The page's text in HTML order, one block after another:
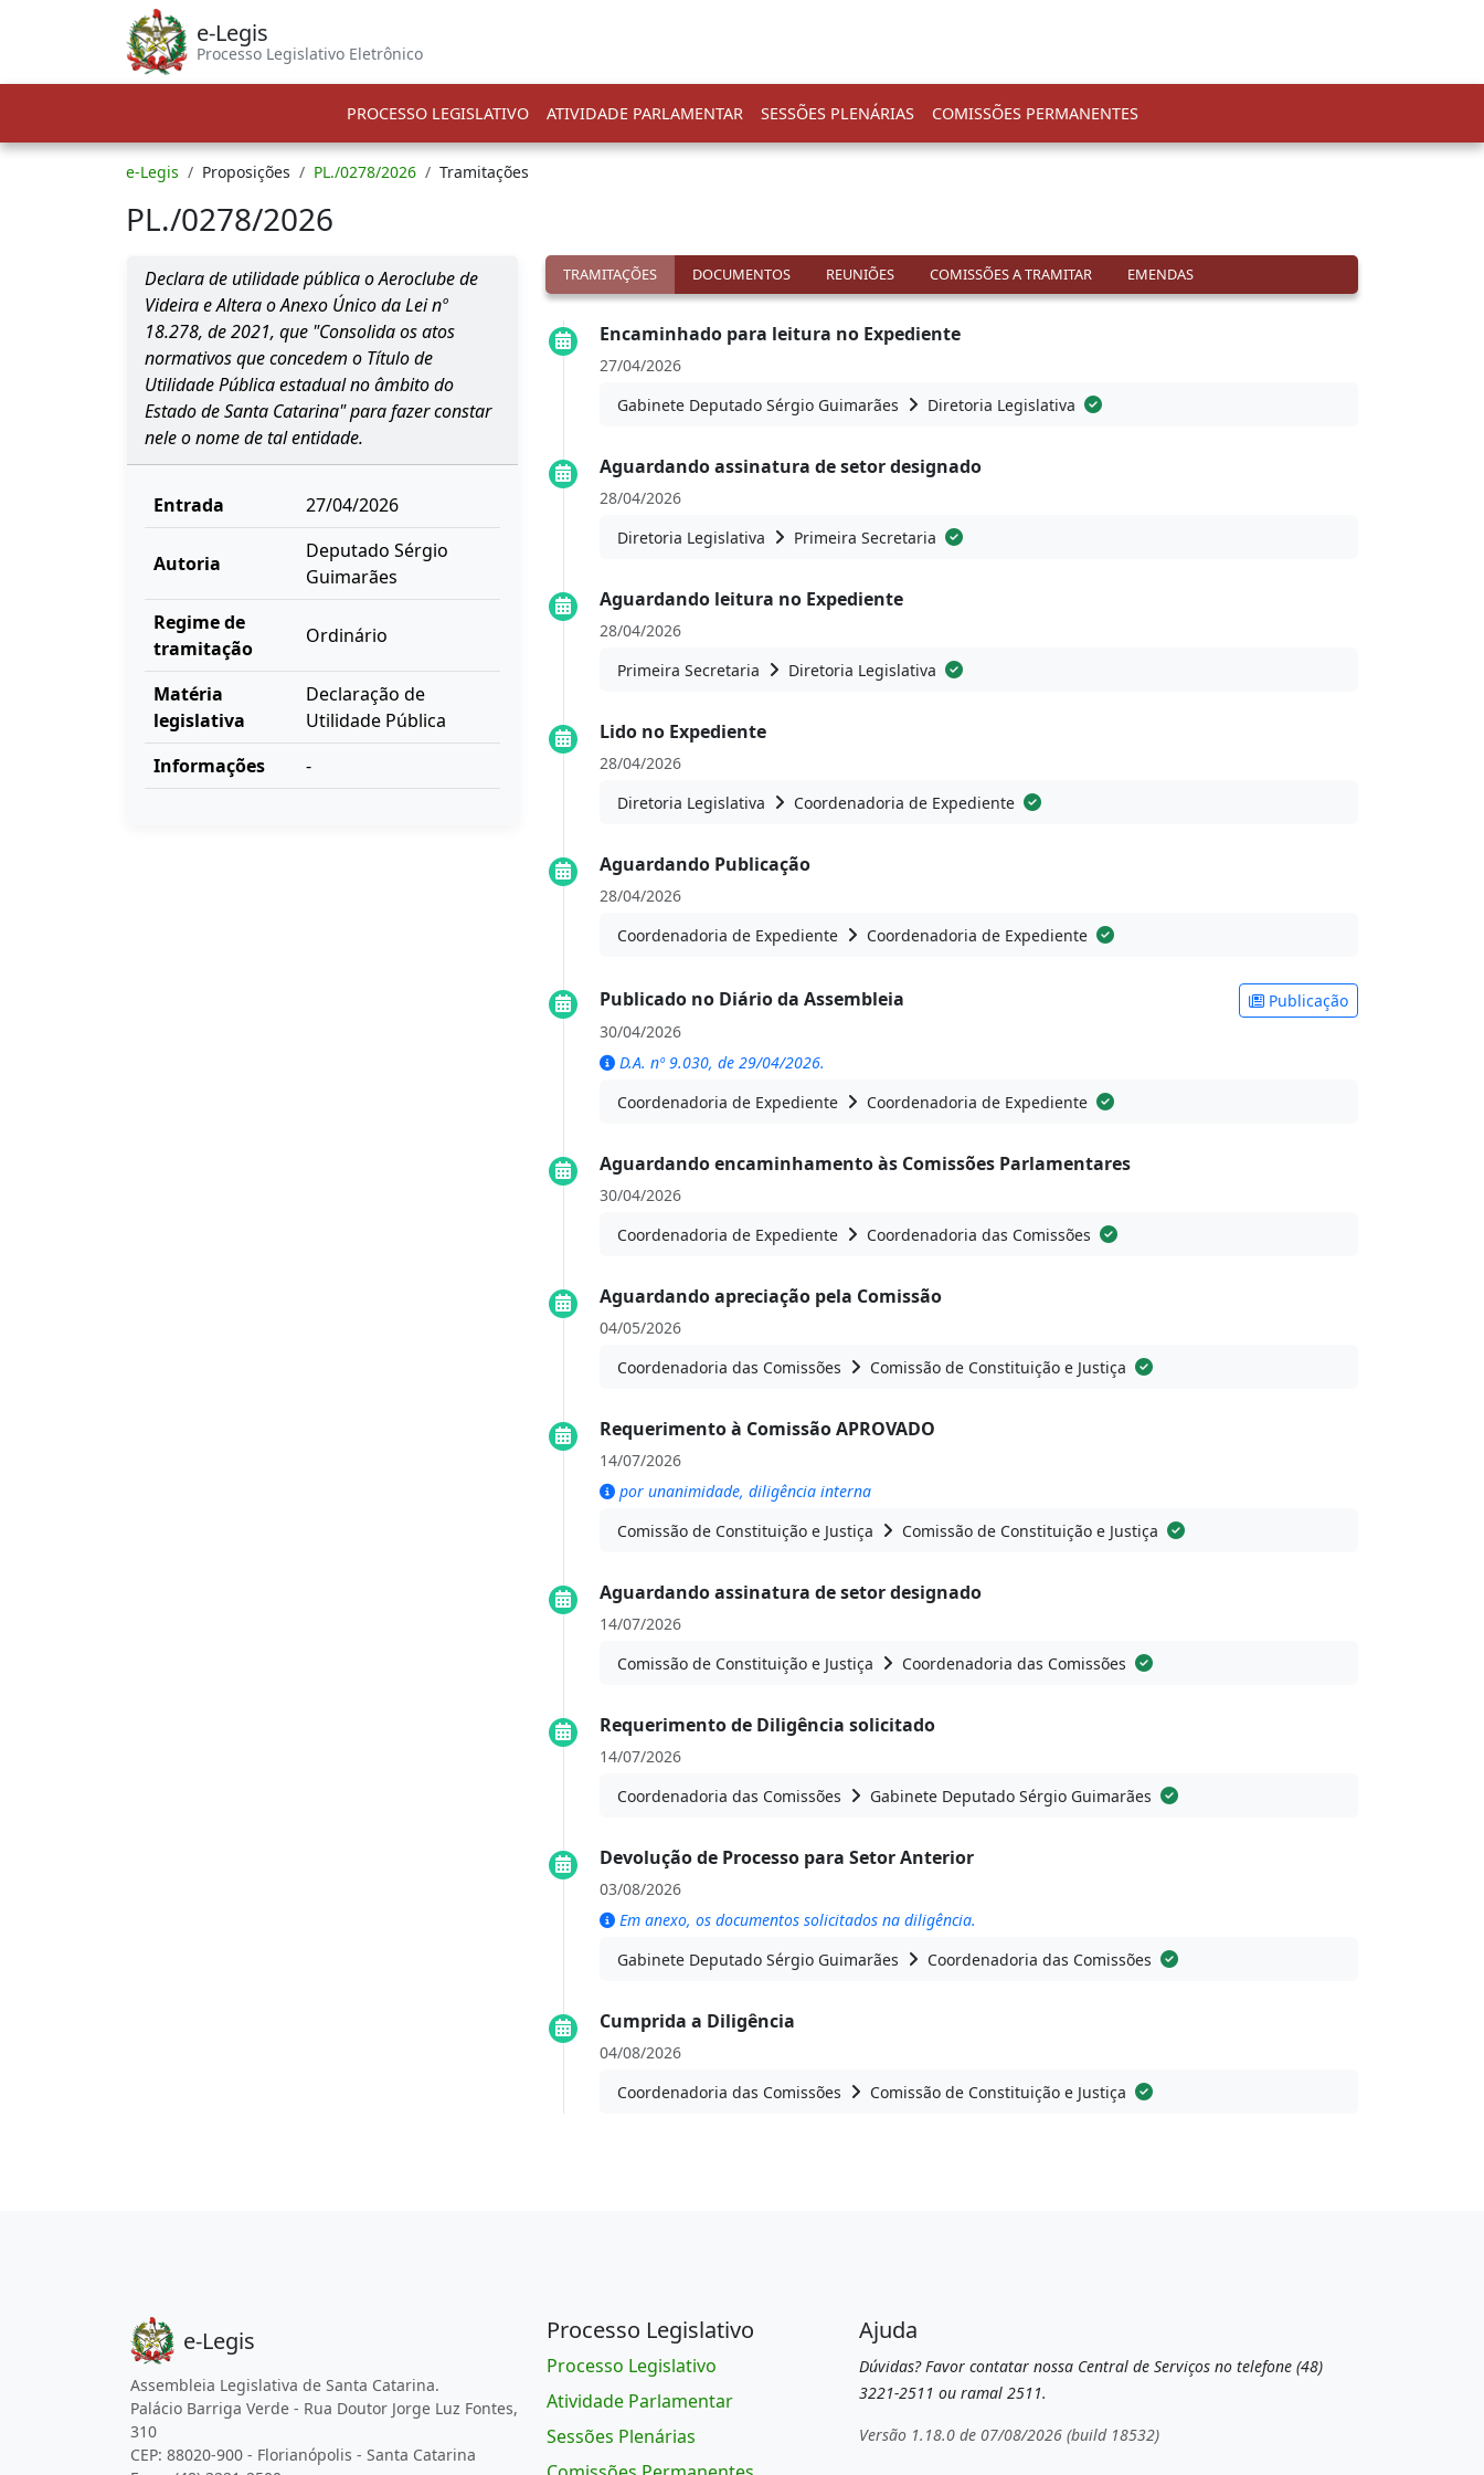
e-Legis
Processo Legislativo Eletrônico
PROCESSO LEGISLATIVO ATIVIDADE PARLAMENTAR SESSÕES PLENÁRIAS COMISSÕES PERMANENTES
e-Legis Proposições PL./0278/2026 Tramitações
PL./0278/2026
Declara de utilidade pública o Aeroclube de
Videira e Altera o Anexo Único da Lei nº
18.278, de 2021, que "Consolida os atos
normativos que concedem o Título de
Utilidade Pública estadual no âmbito do
Estado de Santa Catarina" para fazer constar
nele o nome de tal entidade.
Entrada 27/04/2026
Autoria
Deputado Sérgio
Guimarães
Regime de
tramitação
Ordinário
Matéria
legislativa
Declaração de
Utilidade Pública
Informações
-
TRAMITAÇÕES DOCUMENTOS REUNIÕES COMISSÕES A TRAMITAR EMENDAS
Encaminhado para leitura no Expediente
27/04/2026
Gabinete Deputado Sérgio Guimarães
Diretoria Legislativa
Aguardando assinatura de setor designado
28/04/2026
Diretoria Legislativa
Primeira Secretaria
Aguardando leitura no Expediente
28/04/2026
Primeira Secretaria
Diretoria Legislativa
Lido no Expediente
28/04/2026
Diretoria Legislativa
Coordenadoria de Expediente
Aguardando Publicação
28/04/2026
Coordenadoria de Expediente
Coordenadoria de Expediente
Publicado no Diário da Assembleia
Publicação
30/04/2026
D.A. nº 9.030, de 29/04/2026.
Coordenadoria de Expediente
Coordenadoria de Expediente
Aguardando encaminhamento às Comissões Parlamentares
30/04/2026
Coordenadoria de Expediente
Coordenadoria das Comissões
Aguardando apreciação pela Comissão
04/05/2026
Coordenadoria das Comissões
Comissão de Constituição e Justiça
Requerimento à Comissão APROVADO
14/07/2026
por unanimidade, diligência interna
Comissão de Constituição e Justiça
Comissão de Constituição e Justiça
Aguardando assinatura de setor designado
14/07/2026
Comissão de Constituição e Justiça
Coordenadoria das Comissões
Requerimento de Diligência solicitado
14/07/2026
Coordenadoria das Comissões
Gabinete Deputado Sérgio Guimarães
Devolução de Processo para Setor Anterior
03/08/2026
Em anexo, os documentos solicitados na diligência.
Gabinete Deputado Sérgio Guimarães
Coordenadoria das Comissões
Cumprida a Diligência
04/08/2026
Coordenadoria das Comissões
Comissão de Constituição e Justiça
e-Legis
Assembleia Legislativa de Santa Catarina.
Palácio Barriga Verde - Rua Doutor Jorge Luz Fontes,
310
CEP: 88020-900 - Florianópolis - Santa Catarina
Processo Legislativo
Processo Legislativo
Atividade Parlamentar
Sessões Plenárias
Ajuda
Dúvidas? Favor contatar nossa Central de Serviços no telefone (48)
3221-2511 ou ramal 2511.
Versão 1.18.0 de 07/08/2026 (build 18532)